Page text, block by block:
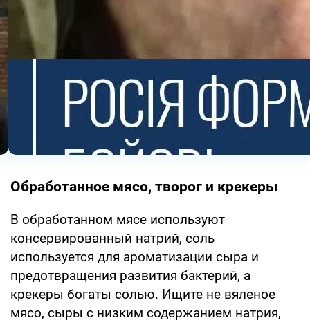
Обработанное мясо, творог и крекеры
В обработанном мясе используют
консервированный натрий, соль
используется для ароматизации сыра и
предотвращения развития бактерий, а
крекеры богаты солью. Ищите не вяленое
мясо, сыры с низким содержанием натрия,